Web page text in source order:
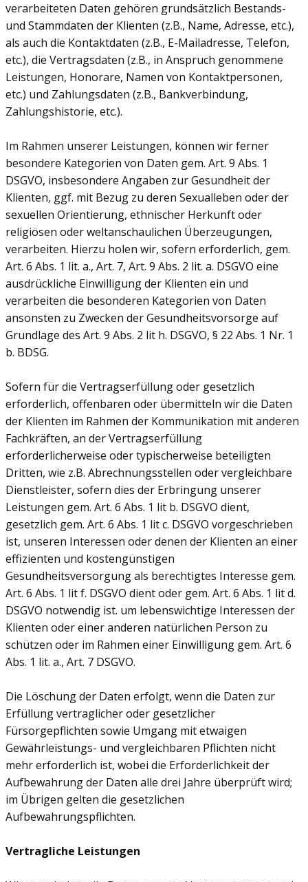
verarbeiteten Daten gehören grundsätzlich Bestands-
und Stammdaten der Klienten (z.B., Name, Adresse, etc.),
als auch die Kontaktdaten (z.B., E-Mailadresse, Telefon,
etc.), die Vertragsdaten (z.B., in Anspruch genommene
Leistungen, Honorare, Namen von Kontaktpersonen,
etc.) und Zahlungsdaten (z.B., Bankverbindung,
Zahlungshistorie, etc.).
Im Rahmen unserer Leistungen, können wir ferner
besondere Kategorien von Daten gem. Art. 9 Abs. 1
DSGVO, insbesondere Angaben zur Gesundheit der
Klienten, ggf. mit Bezug zu deren Sexualleben oder der
sexuellen Orientierung, ethnischer Herkunft oder
religiösen oder weltanschaulichen Überzeugungen,
verarbeiten. Hierzu holen wir, sofern erforderlich, gem.
Art. 6 Abs. 1 lit. a., Art. 7, Art. 9 Abs. 2 lit. a. DSGVO eine
ausdrückliche Einwilligung der Klienten ein und
verarbeiten die besonderen Kategorien von Daten
ansonsten zu Zwecken der Gesundheitsvorsorge auf
Grundlage des Art. 9 Abs. 2 lit h. DSGVO, § 22 Abs. 1 Nr. 1
b. BDSG.
Sofern für die Vertragserfüllung oder gesetzlich
erforderlich, offenbaren oder übermitteln wir die Daten
der Klienten im Rahmen der Kommunikation mit anderen
Fachkräften, an der Vertragserfüllung
erforderlicherweise oder typischerweise beteiligten
Dritten, wie z.B. Abrechnungsstellen oder vergleichbare
Dienstleister, sofern dies der Erbringung unserer
Leistungen gem. Art. 6 Abs. 1 lit b. DSGVO dient,
gesetzlich gem. Art. 6 Abs. 1 lit c. DSGVO vorgeschrieben
ist, unseren Interessen oder denen der Klienten an einer
effizienten und kostengünstigen
Gesundheitsversorgung als berechtigtes Interesse gem.
Art. 6 Abs. 1 lit f. DSGVO dient oder gem. Art. 6 Abs. 1 lit d.
DSGVO notwendig ist. um lebenswichtige Interessen der
Klienten oder einer anderen natürlichen Person zu
schützen oder im Rahmen einer Einwilligung gem. Art. 6
Abs. 1 lit. a., Art. 7 DSGVO.
Die Löschung der Daten erfolgt, wenn die Daten zur
Erfüllung vertraglicher oder gesetzlicher
Fürsorgepflichten sowie Umgang mit etwaigen
Gewährleistungs- und vergleichbaren Pflichten nicht
mehr erforderlich ist, wobei die Erforderlichkeit der
Aufbewahrung der Daten alle drei Jahre überprüft wird;
im Übrigen gelten die gesetzlichen
Aufbewahrungspflichten.
Vertragliche Leistungen